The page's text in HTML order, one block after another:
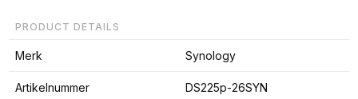
PRODUCT DETAILS
Merk Synology
Artikelnummer DS225p-26SYN